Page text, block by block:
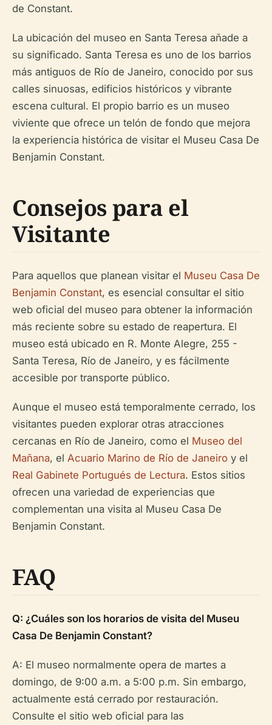
de Constant.
La ubicación del museo en Santa Teresa añade a
su significado. Santa Teresa es uno de los barrios
más antiguos de Río de Janeiro, conocido por sus
calles sinuosas, edificios históricos y vibrante
escena cultural. El propio barrio es un museo
viviente que ofrece un telón de fondo que mejora
la experiencia histórica de visitar el Museu Casa De
Benjamin Constant.
Consejos para el
Visitante
Para aquellos que planean visitar el Museu Casa De
Benjamin Constant, es esencial consultar el sitio
web oficial del museo para obtener la información
más reciente sobre su estado de reapertura. El
museo está ubicado en R. Monte Alegre, 255 -
Santa Teresa, Río de Janeiro, y es fácilmente
accesible por transporte público.
Aunque el museo está temporalmente cerrado, los
visitantes pueden explorar otras atracciones
cercanas en Río de Janeiro, como el Museo del
Mañana, el Acuario Marino de Río de Janeiro y el
Real Gabinete Portugués de Lectura. Estos sitios
ofrecen una variedad de experiencias que
complementan una visita al Museu Casa De
Benjamin Constant.
FAQ
Q: ¿Cuáles son los horarios de visita del Museu
Casa De Benjamin Constant?
A: El museo normalmente opera de martes a
domingo, de 9:00 a.m. a 5:00 p.m. Sin embargo,
actualmente está cerrado por restauración.
Consulte el sitio web oficial para las